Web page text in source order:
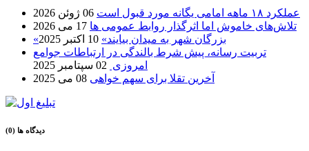
عملکرد ۱۸ ماهه امامی یگانه مورد قبول است
06 ژوئن 2026
تلاش‌های خاموش اما اثرگذار روابط عمومی ها 17 می 2026
«بزرگان شهر به میدان بیایند» 10 اکتبر 2025
تربیت رسانه، پیش شرط بالندگی در ارتباطات جوامع
امروزی 02 سپتامبر 2025
آخرین تقلا برای سهم خواهی 08 می 2025
دیدگاه ها (0)